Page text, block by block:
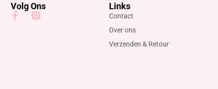
Links
Contact
Over ons
Verzenden & Retour
Volg Ons